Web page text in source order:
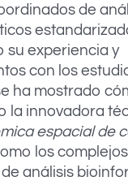
de
su experiencia y
con los
ha mostrado
la innovadora
espacial de
los complejos
análisis